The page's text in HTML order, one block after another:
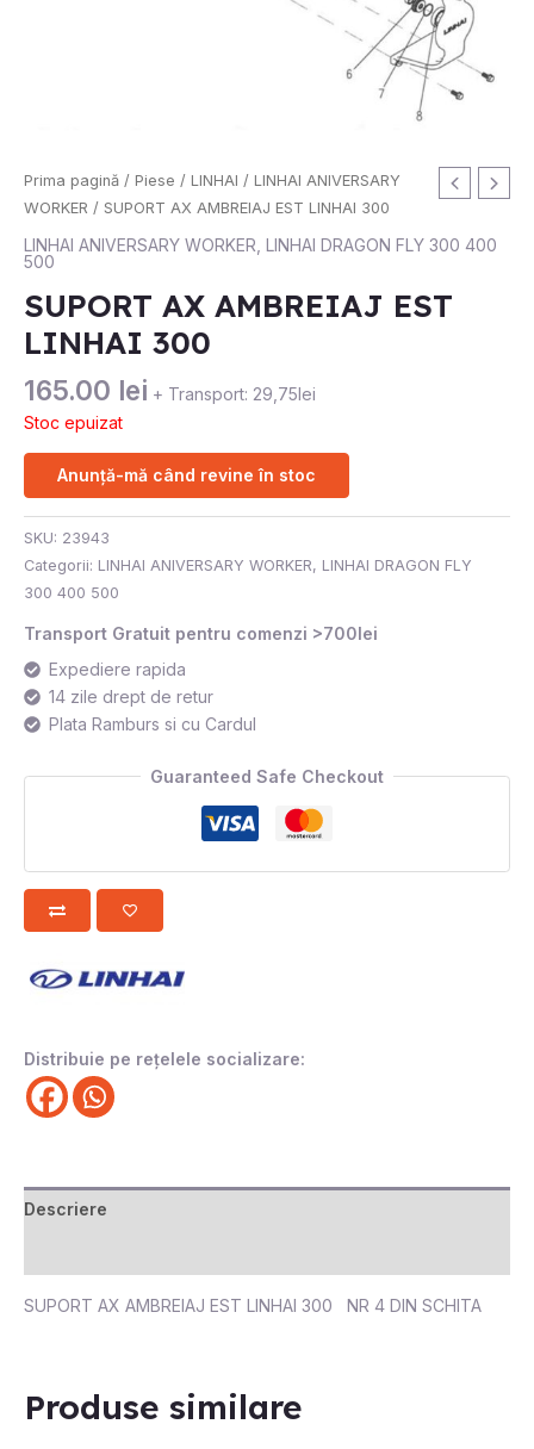
Prima pagină / Piese / LINHAI / LINHAI ANIVERSARY
WORKER / SUPORT AX AMBREIAJ EST LINHAI 300
LINHAI ANIVERSARY WORKER LINHAI DRAGON FLY 300 400
500
SUPORT AX AMBREIAJ EST
LINHAI 300
165.00 lei + Transport: 29,75lei
Stoc epuizat
Anunță-mă când revine în stoc
SKU: 23943
Categorii: LINHAI ANIVERSARY WORKER, LINHAI DRAGON FLY
300 400 500
Transport Gratuit pentru comenzi >700lei
Expediere rapida
14 zile drept de retur
Plata Ramburs si cu Cardul
Guaranteed Safe Checkout
Distribuie pe rețelele socializare:
Descriere
SUPORT AX AMBREIAJ EST LINHAI 300 NR 4 DIN SCHITA
Produse similare